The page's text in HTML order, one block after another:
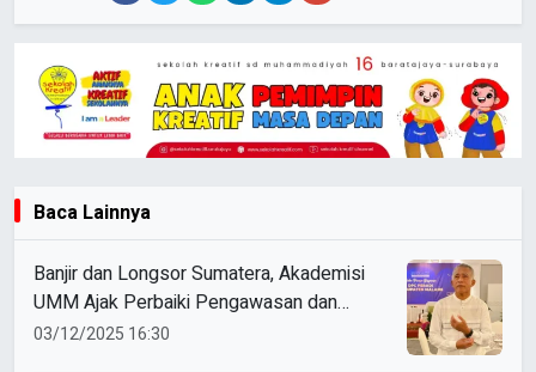
Baca Lainnya
Banjir dan Longsor Sumatera, Akademisi
UMM Ajak Perbaiki Pengawasan dan
Ketaatan Hukum
03/12/2025 16:30